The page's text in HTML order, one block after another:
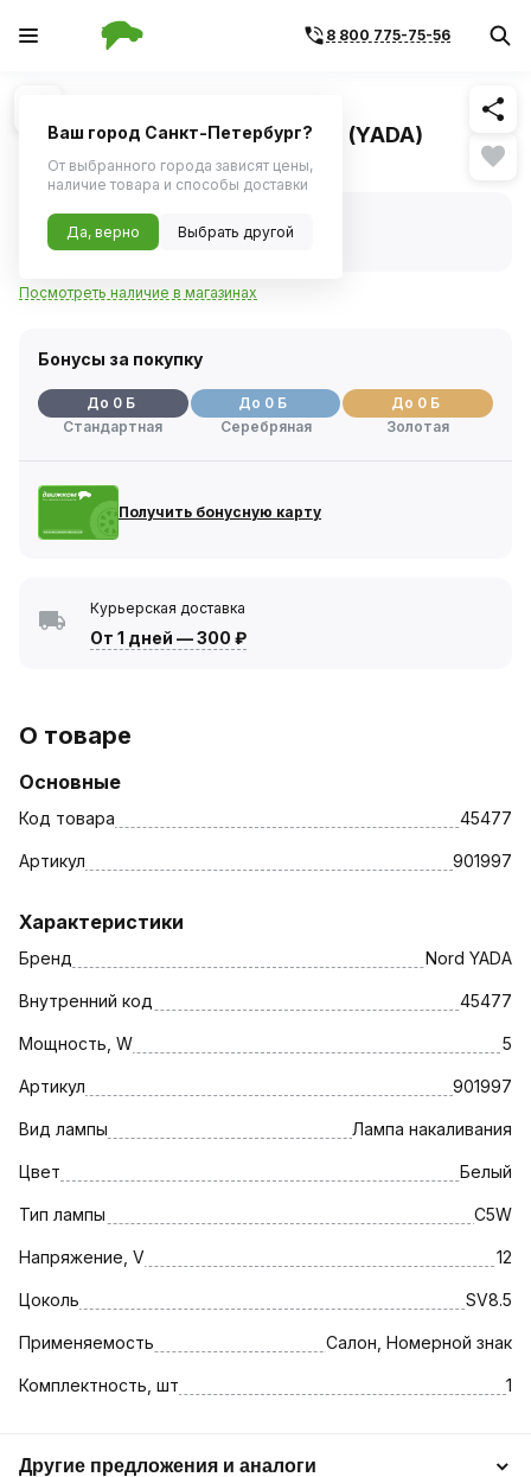
8 800 775-75-56
1/1 Похожие
(салон,номерной знак) софит (YADA)
Нет в наличии
Нет в наличии
Код товара:45477
Артикул:901997
Посмотреть наличие в магазинах
Бонусы за покупку
До 0 Б
Стандартная
До 0 Б
Серебряная
До 0 Б
Золотая
Получить бонусную карту
Курьерская доставка
От 1 дней —300 ₽
О товаре
Основные
Код товара 45477
Артикул 901997
Характеристики
Бренд Nord YADA
Внутренний код 45477
Мощность, W 5
Артикул 901997
Вид лампы Лампа накаливания
Цвет Белый
Тип лампы C5W
Напряжение, V 12
Цоколь SV8.5
Применяемость Салон, Номерной знак
Комплектность, шт 1
Другие предложения и аналоги
Ваш город Санкт-Петербург?
От выбранного города зависят цены,
наличие товара и способы доставки
Да, верно Выбрать другой